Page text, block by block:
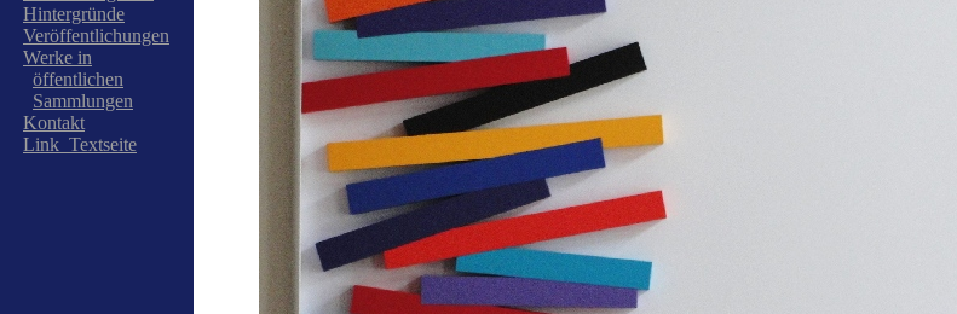
Hintergründe
Veröffentlichungen
Werke in
öffentlichen
Sammlungen
Kontakt
Link_Textseite